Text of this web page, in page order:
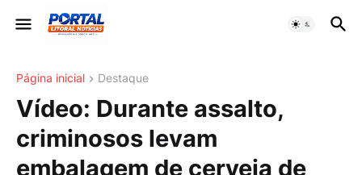
Página inicial Destaque
Vídeo: Durante assalto,
criminosos levam
embalagem de cerveja de